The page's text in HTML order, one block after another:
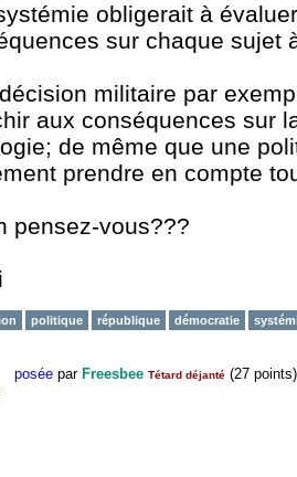
obligerait à
sur chaque sujet
militaire par
aux conséquences sur
de même que une
prendre en compte
pensez-vous???
politique république démocratie
posée par Freesbee Tétard déjanté (27 points)